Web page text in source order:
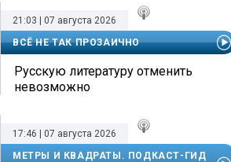
21:03 | 07 августа 2026
ВСЁ НЕ ТАК ПРОЗАИЧНО
Русскую литературу отменить
невозможно
17:46 | 07 августа 2026
МЕТРЫ И КВАДРАТЫ. ПОДКАСТ-ГИД